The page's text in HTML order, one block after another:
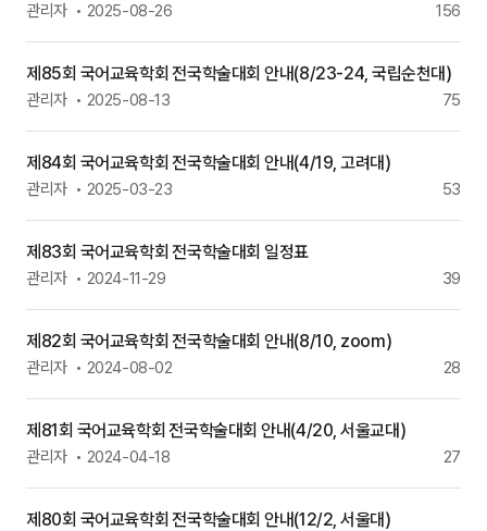
관리자 2025-08-26 156
제85회 국어교육학회 전국학술대회 안내(8/23-24, 국립순천대)
관리자 2025-08-13 75
제84회 국어교육학회 전국학술대회 안내(4/19, 고려대)
관리자 2025-03-23 53
제83회 국어교육학회 전국학술대회 일정표
관리자 2024-11-29 39
제82회 국어교육학회 전국학술대회 안내(8/10, zoom)
관리자 2024-08-02 28
제81회 국어교육학회 전국학술대회 안내(4/20, 서울교대)
관리자 2024-04-18 27
제80회 국어교육학회 전국학술대회 안내(12/2, 서울대)